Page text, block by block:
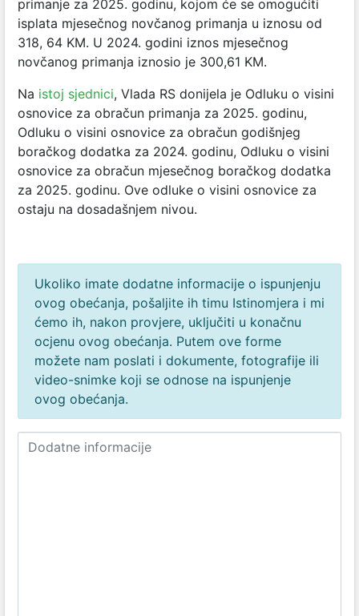
primanje za 2025. godinu, kojom će se omogućiti
isplata mjesečnog novčanog primanja u iznosu od
318, 64 KM. U 2024. godini iznos mjesečnog
novčanog primanja iznosio je 300,61 KM.
Na istoj sjednici, Vlada RS donijela je Odluku o visini
osnovice za obračun primanja za 2025. godinu,
Odluku o visini osnovice za obračun godišnjeg
boračkog dodatka za 2024. godinu, Odluku o visini
osnovice za obračun mjesečnog boračkog dodatka
za 2025. godinu. Ove odluke o visini osnovice za
ostaju na dosadašnjem nivou.
Ukoliko imate dodatne informacije o ispunjenju
ovog obećanja, pošaljite ih timu Istinomjera i mi
ćemo ih, nakon provjere, uključiti u konačnu
ocjenu ovog obećanja. Putem ove forme
možete nam poslati i dokumente, fotografije ili
video-snimke koji se odnose na ispunjenje
ovog obećanja.